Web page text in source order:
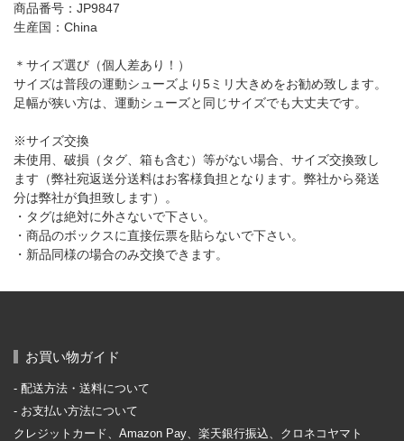
商品番号：JP9847
生産国：China
＊サイズ選び（個人差あり！）
サイズは普段の運動シューズより5ミリ大きめをお勧め致します。
足幅が狭い方は、運動シューズと同じサイズでも大丈夫です。
※サイズ交換
未使用、破損（タグ、箱も含む）等がない場合、サイズ交換致し
ます（弊社宛返送分送料はお客様負担となります。弊社から発送
分は弊社が負担致します）。
・タグは絶対に外さないで下さい。
・商品のボックスに直接伝票を貼らないで下さい。
・新品同様の場合のみ交換できます。
お買い物ガイド
配送方法・送料について
お支払い方法について
クレジットカード、Amazon Pay、楽天銀行振込、クロネコヤマト